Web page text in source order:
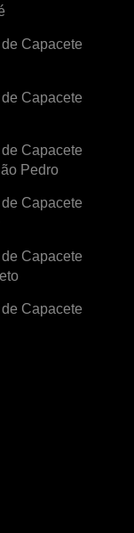
Capacete
Capacete
Capacete
Pedro
Capacete
Capacete
Capacete